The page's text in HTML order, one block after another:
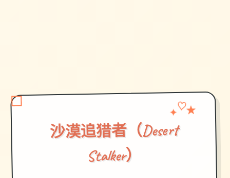
沙漠追猎者（Desert
Stalker）
✦ ♡★